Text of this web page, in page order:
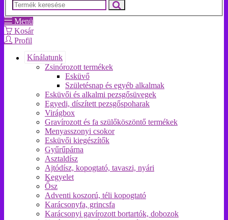
Menü
Kosár
Profil
Kínálatunk
Zsinórozott termékek
Esküvő
Születésnap és egyéb alkalmak
Esküvői és alkalmi pezsgősüvegek
Egyedi, díszített pezsgőspoharak
Virágbox
Gravírozott és fa szülőköszöntő termékek
Menyasszonyi csokor
Esküvői kiegészítők
Gyűrűpárna
Asztaldísz
Ajtódísz, kopogtató, tavaszi, nyári
Kegyelet
Ősz
Adventi koszorú, téli kopogtató
Karácsonyfa, grincsfa
Karácsonyi gavírozott bortartók, dobozok